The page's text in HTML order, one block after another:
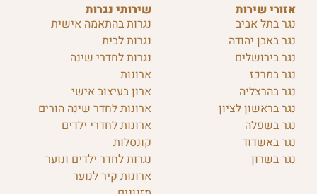
שירותי נגרות
נגרות בהתאמה אישית
נגרות לבית
נגרות לחדרי שינה
ארונות
ארון בעיצוב אישי
ארונות לחדר שינה הורים
ארונות לחדרי ילדים
קונסלות
נגרות לחדר ילדים ונוער
ארונות קיר לנוער
אזורי שירות
נגר בתל אביב
נגר באבן יהודה
נגר בירושלים
נגר במרכז
נגר בהרצליה
נגר בראשון לציון
נגר בשפלה
נגר באשדוד
נגר בשרון